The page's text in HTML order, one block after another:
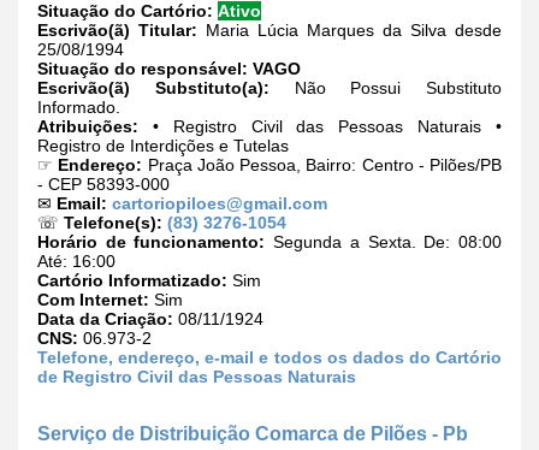
Situação do Cartório: Ativo
Escrivão(ã) Titular: Maria Lúcia Marques da Silva desde
25/08/1994
Situação do responsável: VAGO
Escrivão(ã) Substituto(a): Não Possui Substituto
Informado.
Atribuições: • Registro Civil das Pessoas Naturais •
Registro de Interdições e Tutelas
☞ Endereço: Praça João Pessoa, Bairro: Centro - Pilões/PB
- CEP 58393-000
✉ Email: cartoriopiloes@gmail.com
☏ Telefone(s): (83) 3276-1054
Horário de funcionamento: Segunda a Sexta. De: 08:00
Até: 16:00
Cartório Informatizado: Sim
Com Internet: Sim
Data da Criação: 08/11/1924
CNS: 06.973-2
Telefone, endereço, e-mail e todos os dados do Cartório
de Registro Civil das Pessoas Naturais
Serviço de Distribuição Comarca de Pilões - Pb